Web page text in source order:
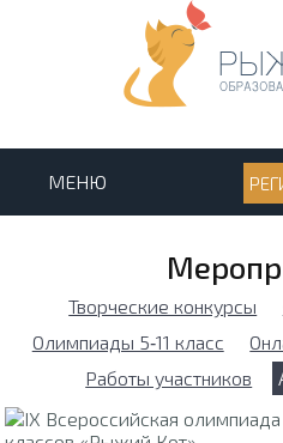
МЕНЮ
Творческие конкурсы
Олимпиады 5‑11 класс
Работы участников